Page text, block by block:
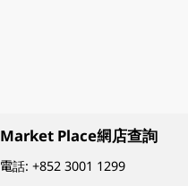
Market Place網店查詢
電話:+852 3001 1299